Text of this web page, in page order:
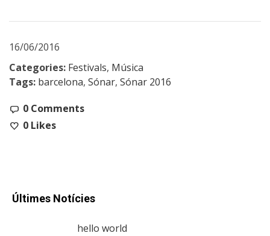
16/06/2016
Categories: Festivals, Música
Tags: barcelona, Sónar, Sónar 2016
0 Comments
0 Likes
Últimes Notícies
hello world